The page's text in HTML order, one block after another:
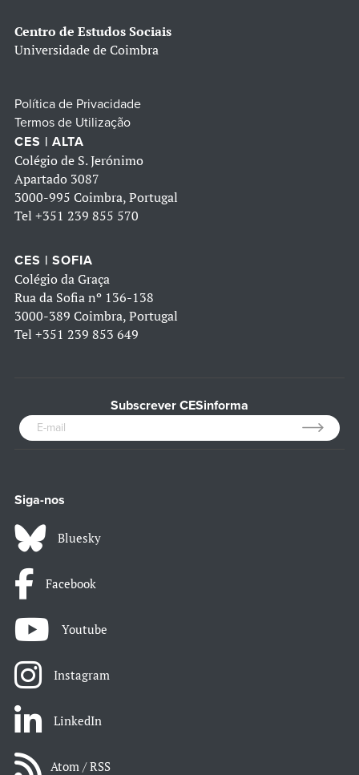
Centro de Estudos Sociais
Universidade de Coimbra
Política de Privacidade
Termos de Utilização
CES | ALTA
Colégio de S. Jerónimo
Apartado 3087
3000-995 Coimbra, Portugal
Tel +351 239 855 570
CES | SOFIA
Colégio da Graça
Rua da Sofia nº 136-138
3000-389 Coimbra, Portugal
Tel +351 239 853 649
Subscrever CESinforma
Siga-nos
Bluesky
Facebook
Youtube
Instagram
LinkedIn
Atom / RSS